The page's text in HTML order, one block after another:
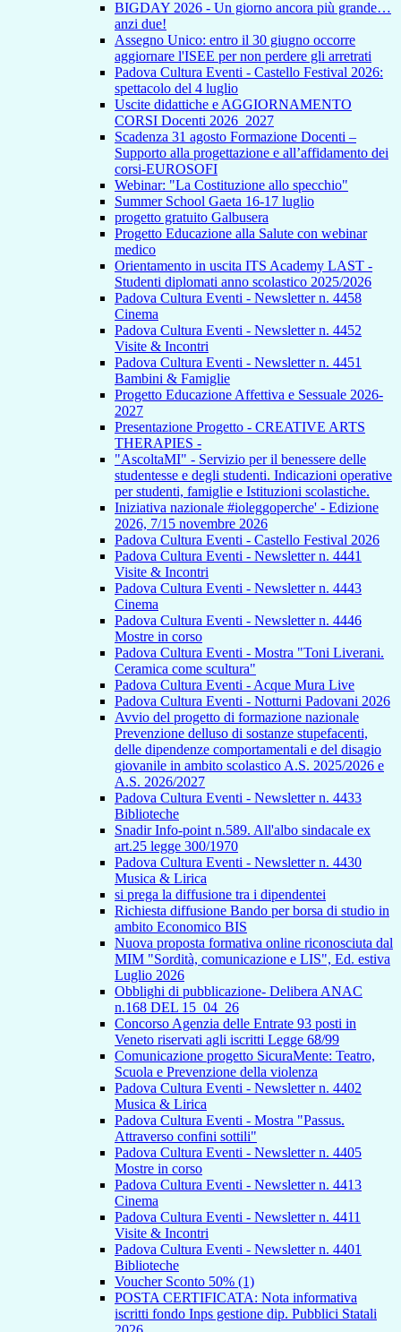
BIGDAY 2026 - Un giorno ancora più grande…
anzi due!
Assegno Unico: entro il 30 giugno occorre
aggiornare l'ISEE per non perdere gli arretrati
Padova Cultura Eventi - Castello Festival 2026:
spettacolo del 4 luglio
Uscite didattiche e AGGIORNAMENTO
CORSI Docenti 2026_2027
Scadenza 31 agosto Formazione Docenti –
Supporto alla progettazione e all’affidamento dei
corsi-EUROSOFI
Webinar: "La Costituzione allo specchio"
Summer School Gaeta 16-17 luglio
progetto gratuito Galbusera
Progetto Educazione alla Salute con webinar
medico
Orientamento in uscita ITS Academy LAST -
Studenti diplomati anno scolastico 2025/2026
Padova Cultura Eventi - Newsletter n. 4458
Cinema
Padova Cultura Eventi - Newsletter n. 4452
Visite & Incontri
Padova Cultura Eventi - Newsletter n. 4451
Bambini & Famiglie
Progetto Educazione Affettiva e Sessuale 2026-
2027
Presentazione Progetto - CREATIVE ARTS
THERAPIES -
"AscoltaMI" - Servizio per il benessere delle
studentesse e degli studenti. Indicazioni operative
per studenti, famiglie e Istituzioni scolastiche.
Iniziativa nazionale #ioleggoperche' - Edizione
2026, 7/15 novembre 2026
Padova Cultura Eventi - Castello Festival 2026
Padova Cultura Eventi - Newsletter n. 4441
Visite & Incontri
Padova Cultura Eventi - Newsletter n. 4443
Cinema
Padova Cultura Eventi - Newsletter n. 4446
Mostre in corso
Padova Cultura Eventi - Mostra "Toni Liverani.
Ceramica come scultura"
Padova Cultura Eventi - Acque Mura Live
Padova Cultura Eventi - Notturni Padovani 2026
Avvio del progetto di formazione nazionale
Prevenzione delluso di sostanze stupefacenti,
delle dipendenze comportamentali e del disagio
giovanile in ambito scolastico A.S. 2025/2026 e
A.S. 2026/2027
Padova Cultura Eventi - Newsletter n. 4433
Biblioteche
Snadir Info-point n.589. All'albo sindacale ex
art.25 legge 300/1970
Padova Cultura Eventi - Newsletter n. 4430
Musica & Lirica
si prega la diffusione tra i dipendentei
Richiesta diffusione Bando per borsa di studio in
ambito Economico BIS
Nuova proposta formativa online riconosciuta dal
MIM "Sordità, comunicazione e LIS", Ed. estiva
Luglio 2026
Obblighi di pubblicazione- Delibera ANAC
n.168 DEL 15_04_26
Concorso Agenzia delle Entrate 93 posti in
Veneto riservati agli iscritti Legge 68/99
Comunicazione progetto SicuraMente: Teatro,
Scuola e Prevenzione della violenza
Padova Cultura Eventi - Newsletter n. 4402
Musica & Lirica
Padova Cultura Eventi - Mostra "Passus.
Attraverso confini sottili"
Padova Cultura Eventi - Newsletter n. 4405
Mostre in corso
Padova Cultura Eventi - Newsletter n. 4413
Cinema
Padova Cultura Eventi - Newsletter n. 4411
Visite & Incontri
Padova Cultura Eventi - Newsletter n. 4401
Biblioteche
Voucher Sconto 50% (1)
POSTA CERTIFICATA: Nota informativa
iscritti fondo Inps gestione dip. Pubblici Statali